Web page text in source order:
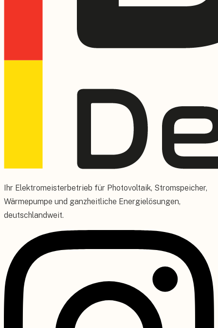
Ihr Elektromeisterbetrieb für Photovoltaik, Stromspeicher,
Wärmepumpe und ganzheitliche Energielösungen,
deutschlandweit.